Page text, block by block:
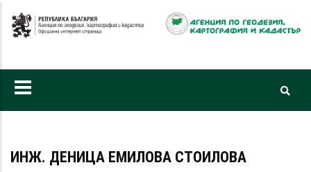
към
ИНЖ. ДЕНИЦА ЕМИЛОВА СТОИЛОВА